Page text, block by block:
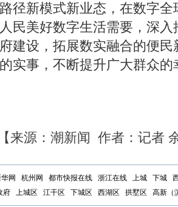
径新模式新业态，在数字
民美好数字生活需要，深
建设，拓展数实融合的便
实事，不断提升广大群众
【来源：潮新闻 作者：记者
网 杭州网 都市快报在线 浙江在线 上城 下城
府 上城区 江干区 下城区 西湖区 拱墅区 高新（